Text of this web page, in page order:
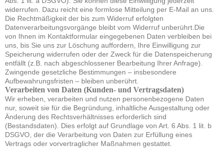
widerrufen. Dazu reicht eine formlose Mitteilung per E-Mail an uns.
Die Rechtmäßigkeit der bis zum Widerruf erfolgten
Datenverarbeitungsvorgänge bleibt vom Widerruf unberührt.Die
von Ihnen im Kontaktformular eingegebenen Daten verbleiben bei
uns, bis Sie uns zur Löschung auffordern, Ihre Einwilligung zur
Speicherung widerrufen oder der Zweck für die Datenspeicherung
entfällt (z.B. nach abgeschlossener Bearbeitung Ihrer Anfrage).
Zwingende gesetzliche Bestimmungen – insbesondere
Aufbewahrungsfristen – bleiben unberührt.
Verarbeiten von Daten (Kunden- und Vertragsdaten)
Wir erheben, verarbeiten und nutzen personenbezogene Daten
nur, soweit sie für die Begründung, inhaltliche Ausgestaltung oder
Änderung des Rechtsverhältnisses erforderlich sind
(Bestandsdaten). Dies erfolgt auf Grundlage von Art. 6 Abs. 1 lit. b
DSGVO, der die Verarbeitung von Daten zur Erfüllung eines
Vertrags oder vorvertraglicher Maßnahmen gestattet.